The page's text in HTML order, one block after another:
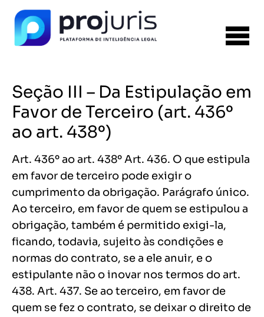
Seção III – Da Estipulação em
Favor de Terceiro (art. 436º
ao art. 438º)
Art. 436º ao art. 438º Art. 436. O que estipula
em favor de terceiro pode exigir o
cumprimento da obrigação. Parágrafo único.
Ao terceiro, em favor de quem se estipulou a
obrigação, também é permitido exigi-la,
ficando, todavia, sujeito às condições e
normas do contrato, se a ele anuir, e o
estipulante não o inovar nos termos do art.
438. Art. 437. Se ao terceiro, em favor de
quem se fez o contrato, se deixar o direito de